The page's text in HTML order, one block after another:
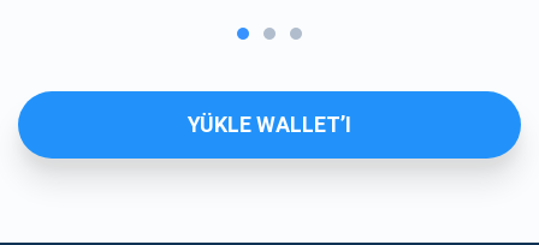
YÜKLE WALLET’I